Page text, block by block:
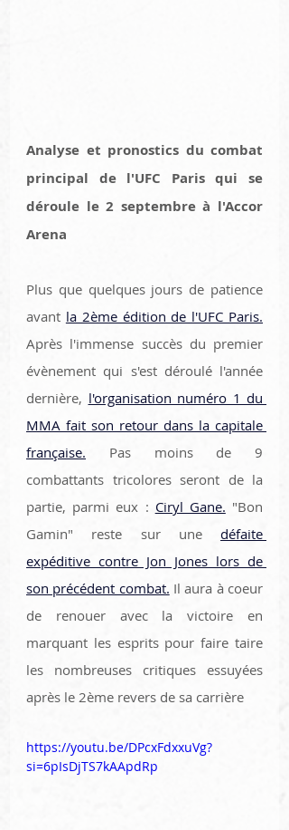
Analyse et pronostics du combat
principal de l'UFC Paris qui se
déroule le 2 septembre à l'Accor
Arena
Plus que quelques jours de patience
avant la 2ème édition de l'UFC Paris.
Après l'immense succès du premier
évènement qui s'est déroulé l'année
dernière, l'organisation numéro 1 du
MMA fait son retour dans la capitale
française. Pas moins de 9
combattants tricolores seront de la
partie, parmi eux : Ciryl Gane. "Bon
Gamin" reste sur une défaite
expéditive contre Jon Jones lors de
son précédent combat. Il aura à coeur
de renouer avec la victoire en
marquant les esprits pour faire taire
les nombreuses critiques essuyées
après le 2ème revers de sa carrière
https://youtu.be/DPcxFdxxuVg?
si=6pIsDjTS7kAApdRp